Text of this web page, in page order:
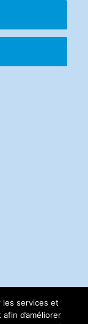
les services et
d’améliorer